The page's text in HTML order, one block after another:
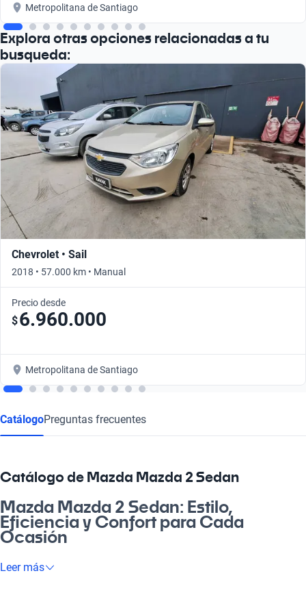
Metropolitana de Santiago
Explora otras opciones relacionadas a tu
busqueda:
Chevrolet • Sail
2018 • 57.000 km • Manual
Precio desde
$6.960.000
Metropolitana de Santiago
CatálogoPreguntas frecuentes
Catálogo de Mazda Mazda 2 Sedan
Mazda Mazda 2 Sedan: Estilo,
Eficiencia y Confort para Cada
Ocasión
¿Estás buscando un auto que combine estilo y eficiencia? El
Leer más